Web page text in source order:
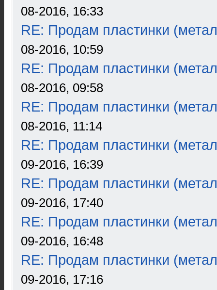
08-2016, 16:33
RE: Продам пластинки
08-2016, 10:59
RE: Продам пластинки
08-2016, 09:58
RE: Продам пластинки
08-2016, 11:14
RE: Продам пластинки
09-2016, 16:39
RE: Продам пластинки
09-2016, 17:40
RE: Продам пластинки
09-2016, 16:48
RE: Продам пластинки
09-2016, 17:16